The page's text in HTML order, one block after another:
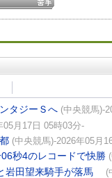
タジーＳへ (中央競馬)-
05月17日 05時03分-
(中央競馬)-2026年05月
秒4のレコードで快勝
岩田望来騎手が落馬 (